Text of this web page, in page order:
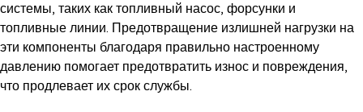
системы, таких как топливный насос, форсунки и
топливные линии. Предотвращение излишней нагрузки на
эти компоненты благодаря правильно настроенному
давлению помогает предотвратить износ и повреждения,
что продлевает их срок службы.